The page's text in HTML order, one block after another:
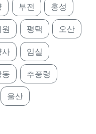
부전 홍성
평택 오산
사 임실
동 추풍령
울산